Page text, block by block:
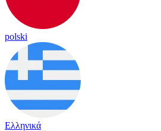
polski
Ελληνικά